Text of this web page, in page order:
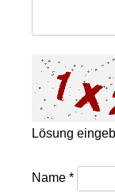
Lösung
Name*